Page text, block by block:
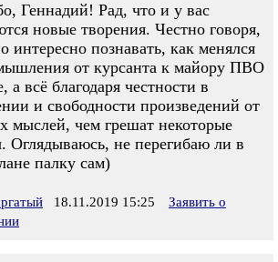
Геннадий! Рад, что и у вас
новые творения. Честно говоря,
интересно познавать, как менялся
от курсанта к майору ПВО
а всё благодаря честности в
и свободности произведений от
мыслей, чем грешат некоторые
Оглядываюсь, не перегибаю ли в
палку сам)
18.11.2019 15:25
Заявить о